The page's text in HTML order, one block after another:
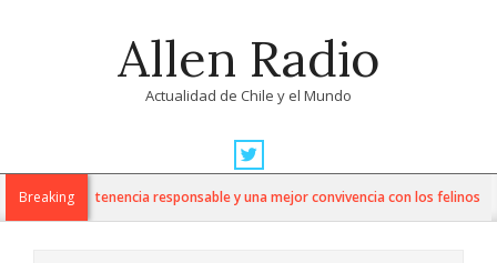
Allen Radio
Actualidad de Chile y el Mundo
Navigation
MenuBreaking
para una tenencia responsable y una mejor convivencia con los felinos